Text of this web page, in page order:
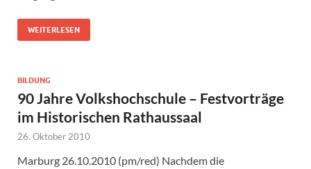
WEITERLESEN
BILDUNG
90 Jahre Volkshochschule – Festvorträge
im Historischen Rathaussaal
26. Oktober 2010
Marburg 26.10.2010 (pm/red) Nachdem die